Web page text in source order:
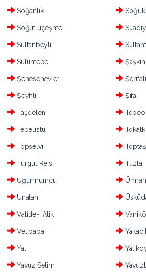
Soğanlık
Söğütlüçeşme
Sultanbeyli
Sülüntepe
Şenesenevler Şerifali
Şeyhli Şifa
Taşdelen
Tepeüstü
Topselvi
Turgut Reis Tuzla
Uğurmumcu
Ünalan
Valide-i Atik
Velibaba
Yalı
Yavuz Selim